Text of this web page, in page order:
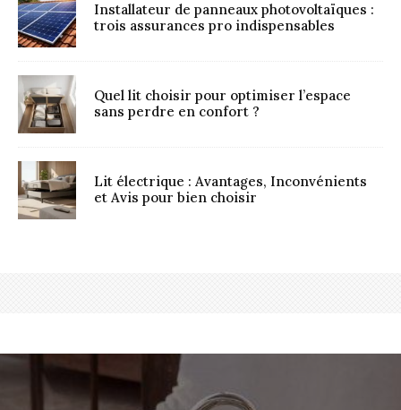
Installateur de panneaux photovoltaïques :
trois assurances pro indispensables
Quel lit choisir pour optimiser l’espace
sans perdre en confort ?
Lit électrique : Avantages, Inconvénients
et Avis pour bien choisir